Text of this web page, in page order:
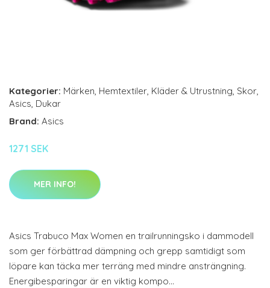
Kategorier: Märken, Hemtextiler, Kläder & Utrustning, Skor,
Asics, Dukar
Brand: Asics
1271 SEK
MER INFO!
Asics Trabuco Max Women en trailrunningsko i dammodell
som ger förbättrad dämpning och grepp samtidigt som
löpare kan täcka mer terräng med mindre ansträngning.
Energibesparingar är en viktig kompo…